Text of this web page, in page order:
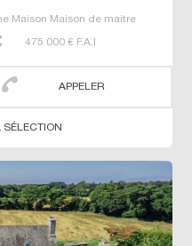
Maison Maison de maitre
475 000 € F.A.I
APPELER